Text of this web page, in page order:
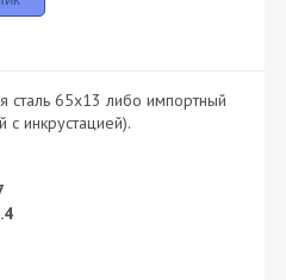
сталь 65х13 либо импортный
с инкрустацией).